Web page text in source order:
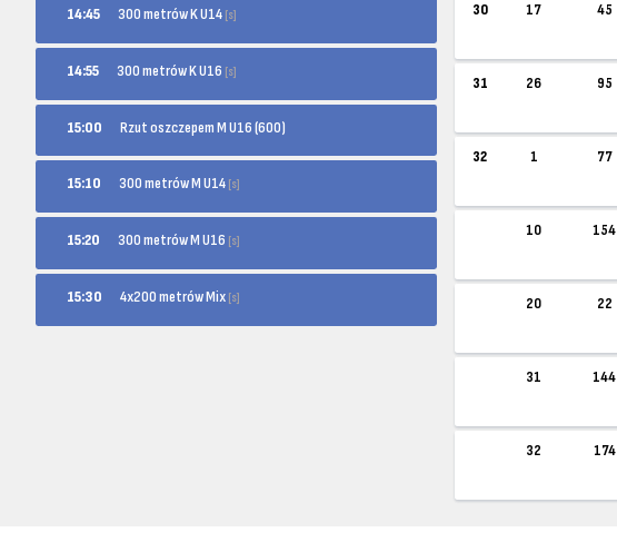
14:45 300 metrów K U14 [s]
14:55 300 metrów K U16 [s]
15:00 Rzut oszczepem M U16 (600)
15:10 300 metrów M U14 [s]
15:20 300 metrów M U16 [s]
15:30 4x200 metrów Mix [s]
30 17 45
31 26 95
32 1 77
10 154
20 22
31 144
32 174